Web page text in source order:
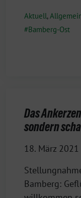
Aktuell,
Bamberg-Ost
Das
sondern
18. März 2021
Bamberg: